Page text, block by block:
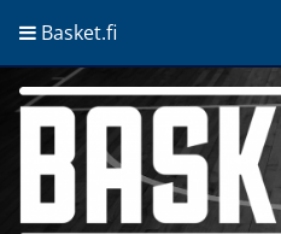
Basket.fi